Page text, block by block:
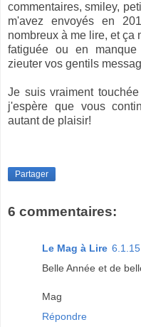
commentaires, smiley,
m'avez envoyés en
nombreux à me lire, et ça
fatiguée ou en
zieuter vos gentils
Je suis vraiment
j'espère que vous
autant de plaisir!
Partager
6 commentaires:
Le Mag à Lire 6.1.15
Belle Année et de
Mag
Répondre